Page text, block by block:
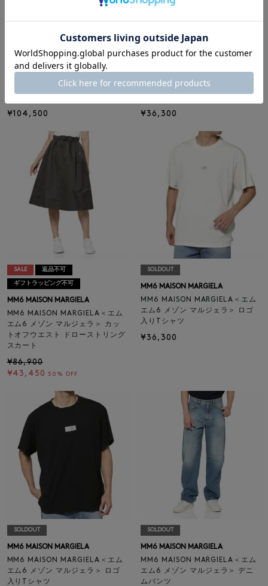
MM6 MAISON MARGIELA
エム6 メゾン マルジェラ＞ デニ
¥104,500
エム6 メゾン マルジェラ＞ ロゴ
¥36,300
SALE 返品不可
ギフトラッピング不可
MM6 MAISON MARGIELA
MM6 MAISON MARGIELA＜エム
エム6 メゾン マルジェラ＞ カッ
トオフウエスト ドローストリング
スカート
¥86,900
¥43,450
50% OFF
SOLDOUT
MM6 MAISON MARGIELA
MM6 MAISON MARGIELA＜エム
エム6 メゾン マルジェラ＞ ロゴ
入りTシャツ
¥36,300
SOLDOUT
MM6 MAISON MARGIELA
MM6 MAISON MARGIELA＜エム
エム6 メゾン マルジェラ＞ ロゴ
入りTシャツ
SOLDOUT
MM6 MAISON MARGIELA
MM6 MAISON MARGIELA＜エム
エム6 メゾン マルジェラ＞ デニ
ムパンツ